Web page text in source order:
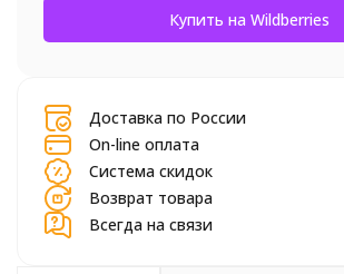
Купить на Wildberries
Доставка по России
On-line оплата
Система скидок
Возврат товара
Всегда на связи